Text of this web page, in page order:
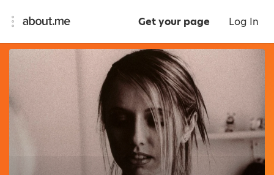
Get your page Log In